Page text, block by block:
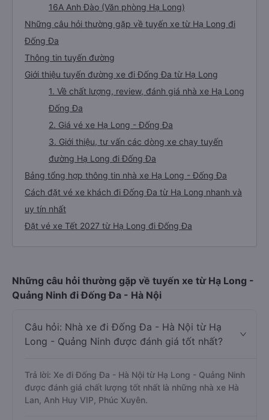
16A Anh Đào (Văn phòng Hạ Long)
Những câu hỏi thường gặp về tuyến xe từ Hạ Long đi
Đống Đa
Thông tin tuyến đường
Giới thiệu tuyến đường xe đi Đống Đa từ Hạ Long
1. Về chất lượng, review, đánh giá nhà xe Hạ Long
Đống Đa
2. Giá vé xe Hạ Long - Đống Đa
3. Giới thiệu, tư vấn các dòng xe chạy tuyến
đường Hạ Long đi Đống Đa
Bảng tổng hợp thông tin nhà xe Hạ Long - Đống Đa
Cách đặt vé xe khách đi Đống Đa từ Hạ Long nhanh và
uy tín nhất
Đặt vé xe Tết 2027 từ Hạ Long đi Đống Đa
Những câu hỏi thường gặp về tuyến xe từ Hạ Long -
Quảng Ninh đi Đống Đa - Hà Nội
Câu hỏi: Nhà xe đi Đống Đa - Hà Nội từ Hạ
Long - Quảng Ninh được đánh giá tốt nhất?
Trả lời: Xe đi Đống Đa - Hà Nội từ Hạ Long - Quảng Ninh
được đánh giá chất lượng tốt nhất là những nhà xe Hà
Lan, Anh Huy VIP, Phúc Xuyên.